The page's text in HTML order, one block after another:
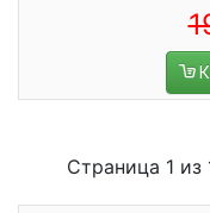
Страница 1 из